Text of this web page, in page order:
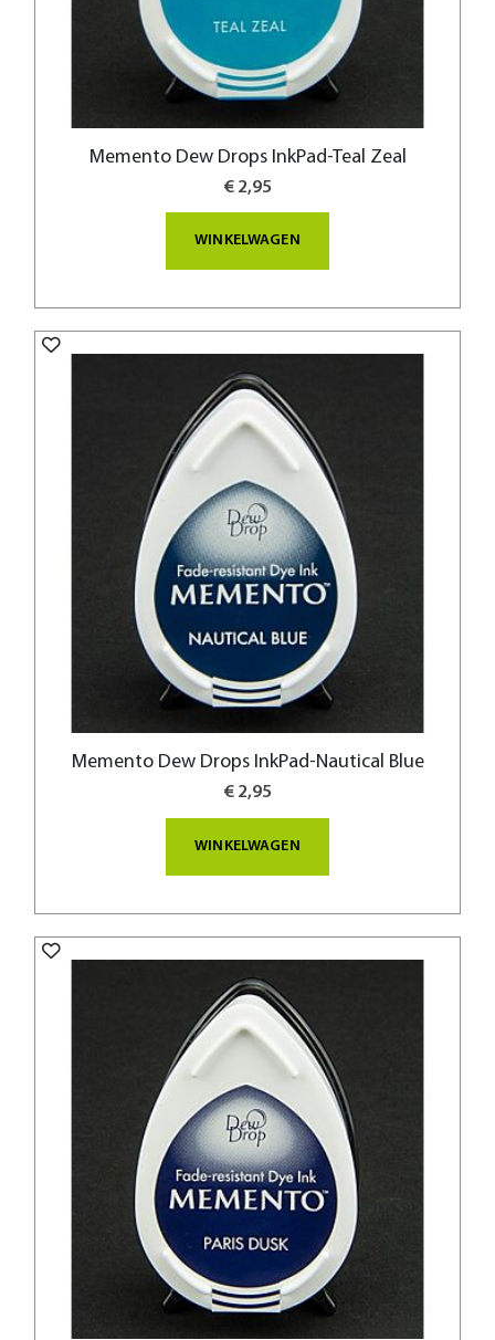
Memento Dew Drops InkPad-Teal Zeal
€ 2,95
WINKELWAGEN
Memento Dew Drops InkPad-Nautical Blue
€ 2,95
WINKELWAGEN